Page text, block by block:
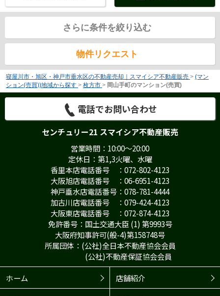
さらに条件を絞り込む
物件リクエスト
寝屋川市・旭区・神戸市垂水区の不動産売却｜スマイシア不動産販売 > (マン
ション(売買))地域から探す > 枚方市 > 岡山手町のマンション(売買)
電話でお問い合わせ
センチュリー21 スマイシア不動産販売
営業時間：10:00～20:00
定休日：第1,3火曜、水曜
香里本店電話番号 ：072-802-4123
大阪旭店電話番号 ：06-6951-4123
神戸垂水店電話番号：078-781-4444
加古川店電話番号 ：079-424-4123
大阪東店電話番号 ：072-874-4123
免許番号：国土交通大臣 (1) 第9993号
大阪府知事許可(般-4)第158748号
所属団体：(公社)全日本不動産協会会員
(公社)不動産保証協会会員
ホーム
店舗紹介